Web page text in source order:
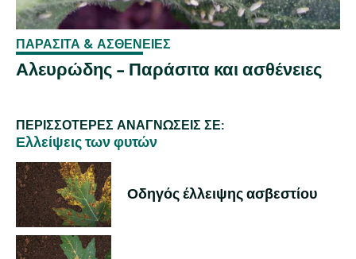
ΠΑΡΆΣΙΤΑ & ΑΣΘΈΝΕΙΕΣ
Αλευρώδης - Παράσιτα και ασθένειες
ΠΕΡΙΣΣΌΤΕΡΕΣ ΑΝΑΓΝΏΣΕΙΣ ΣΕ:
Ελλείψεις των φυτών
Οδηγός έλλειψης ασβεστίου